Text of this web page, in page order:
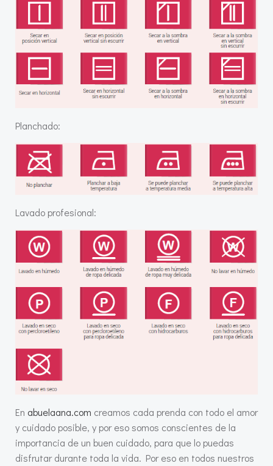
Planchado:
Lavado profesional:
En abuelaana.com creamos cada prenda con todo el amor
y cuidado posible, y por eso somos conscientes de la
importancia de un buen cuidado, para que lo puedas
disfrutar durante toda la vida. Por eso en todos nuestros